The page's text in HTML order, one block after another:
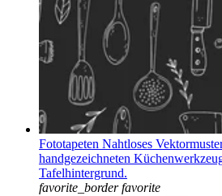
Fototapeten Nahtloses
handgezeichneten
Tafelhintergrund.
favorite_border favorite